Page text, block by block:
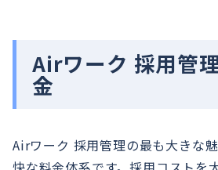
Airワーク 採用管
金
Airワーク 採用管理の最も大きな